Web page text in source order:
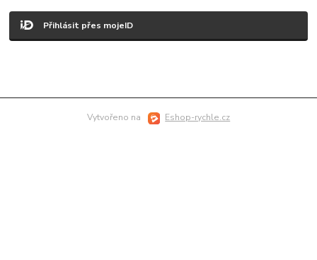
Přihlásit přes mojeID
Vytvořeno na Eshop-rychle.cz